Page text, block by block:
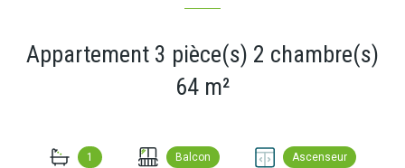
Appartement 3 pièce(s) 2 chambre(s)
64 m²
1 Balcon Ascenseur